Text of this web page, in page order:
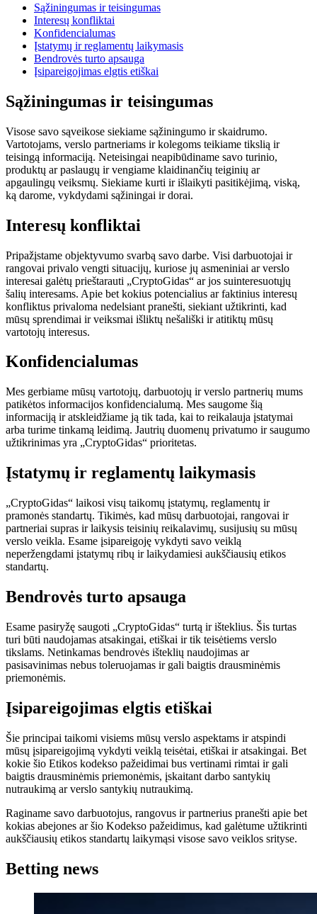
Sąžiningumas ir teisingumas
Interesų konfliktai
Konfidencialumas
Įstatymų ir reglamentų laikymasis
Bendrovės turto apsauga
Įsipareigojimas elgtis etiškai
Sąžiningumas ir teisingumas
Visose savo sąveikose siekiame sąžiningumo ir skaidrumo.
Vartotojams, verslo partneriams ir kolegoms teikiame tikslią ir
teisingą informaciją. Neteisingai neapibūdiname savo turinio,
produktų ar paslaugų ir vengiame klaidinančių teiginių ar
apgaulingų veiksmų. Siekiame kurti ir išlaikyti pasitikėjimą, viską,
ką darome, vykdydami sąžiningai ir dorai.
Interesų konfliktai
Pripažįstame objektyvumo svarbą savo darbe. Visi darbuotojai ir
rangovai privalo vengti situacijų, kuriose jų asmeniniai ar verslo
interesai galėtų prieštarauti „CryptoGidas“ ar jos suinteresuotųjų
šalių interesams. Apie bet kokius potencialius ar faktinius interesų
konfliktus privaloma nedelsiant pranešti, siekiant užtikrinti, kad
mūsų sprendimai ir veiksmai išliktų nešališki ir atitiktų mūsų
vartotojų interesus.
Konfidencialumas
Mes gerbiame mūsų vartotojų, darbuotojų ir verslo partnerių mums
patikėtos informacijos konfidencialumą. Mes saugome šią
informaciją ir atskleidžiame ją tik tada, kai to reikalauja įstatymai
arba turime tinkamą leidimą. Jautrių duomenų privatumo ir saugumo
užtikrinimas yra „CryptoGidas“ prioritetas.
Įstatymų ir reglamentų laikymasis
„CryptoGidas“ laikosi visų taikomų įstatymų, reglamentų ir
pramonės standartų. Tikimės, kad mūsų darbuotojai, rangovai ir
partneriai supras ir laikysis teisinių reikalavimų, susijusių su mūsų
verslo veikla. Esame įsipareigoję vykdyti savo veiklą
neperžengdami įstatymų ribų ir laikydamiesi aukščiausių etikos
standartų.
Bendrovės turto apsauga
Esame pasiryžę saugoti „CryptoGidas“ turtą ir išteklius. Šis turtas
turi būti naudojamas atsakingai, etiškai ir tik teisėtiems verslo
tikslams. Netinkamas bendrovės išteklių naudojimas ar
pasisavinimas nebus toleruojamas ir gali baigtis drausminėmis
priemonėmis.
Įsipareigojimas elgtis etiškai
Šie principai taikomi visiems mūsų verslo aspektams ir atspindi
mūsų įsipareigojimą vykdyti veiklą teisėtai, etiškai ir atsakingai. Bet
kokie šio Etikos kodekso pažeidimai bus vertinami rimtai ir gali
baigtis drausminėmis priemonėmis, įskaitant darbo santykių
nutraukimą ar verslo santykių nutraukimą.
Raginame savo darbuotojus, rangovus ir partnerius pranešti apie bet
kokias abejones ar šio Kodekso pažeidimus, kad galėtume užtikrinti
aukščiausių etikos standartų laikymąsi visose savo veiklos srityse.
Betting news